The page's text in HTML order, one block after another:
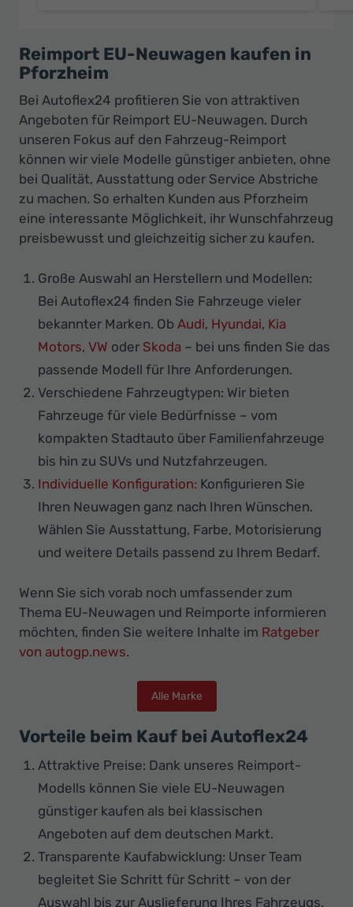
Reimport EU-Neuwagen kaufen in
Pforzheim
Bei Autoflex24 profitieren Sie von attraktiven
Angeboten für Reimport EU-Neuwagen. Durch
unseren Fokus auf den Fahrzeug-Reimport
können wir viele Modelle günstiger anbieten, ohne
bei Qualität, Ausstattung oder Service Abstriche
zu machen. So erhalten Kunden aus Pforzheim
eine interessante Möglichkeit, ihr Wunschfahrzeug
preisbewusst und gleichzeitig sicher zu kaufen.
Große Auswahl an Herstellern und Modellen:
Bei Autoflex24 finden Sie Fahrzeuge vieler
bekannter Marken. Ob Audi, Hyundai, Kia
Motors, VW oder Skoda – bei uns finden Sie das
passende Modell für Ihre Anforderungen.
Verschiedene Fahrzeugtypen: Wir bieten
Fahrzeuge für viele Bedürfnisse – vom
kompakten Stadtauto über Familienfahrzeuge
bis hin zu SUVs und Nutzfahrzeugen.
Individuelle Konfiguration: Konfigurieren Sie
Ihren Neuwagen ganz nach Ihren Wünschen.
Wählen Sie Ausstattung, Farbe, Motorisierung
und weitere Details passend zu Ihrem Bedarf.
Wenn Sie sich vorab noch umfassender zum
Thema EU-Neuwagen und Reimporte informieren
möchten, finden Sie weitere Inhalte im Ratgeber
von autogp.news.
Alle Marke
Vorteile beim Kauf bei Autoflex24
Attraktive Preise: Dank unseres Reimport-
Modells können Sie viele EU-Neuwagen
günstiger kaufen als bei klassischen
Angeboten auf dem deutschen Markt.
Transparente Kaufabwicklung: Unser Team
begleitet Sie Schritt für Schritt – von der
Auswahl bis zur Auslieferung Ihres Fahrzeugs.